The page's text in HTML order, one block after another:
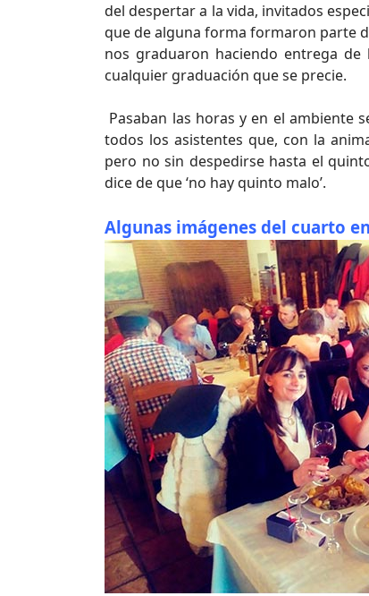
del despertar a la vida, invitados
que de alguna forma formaron parte
nos graduaron haciendo entrega
cualquier graduación que se precie.
Pasaban las horas y en el ambiente
todos los asistentes que, con la
pero no sin despedirse hasta el
dice de que ‘no hay quinto malo’.
Algunas imágenes del cuarto